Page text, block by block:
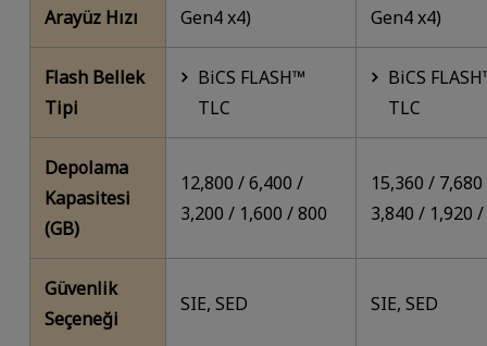
Arayüz Hızı
Gen4 x4)
Gen4 x4)
Flash Bellek
Tipi
BiCS FLASH™
TLC
BiCS
TLC
Depolama
Kapasitesi
(GB)
12,800 / 6,400 /
3,200 / 1,600 / 800
15,360 /
3,840 / 1,920
Güvenlik
Seçeneği
SIE, SED SIE, SED